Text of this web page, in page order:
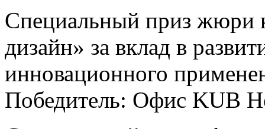
Специальный приз жюри
дизайн» за вклад в
инновационного
Победитель: Офис KUB